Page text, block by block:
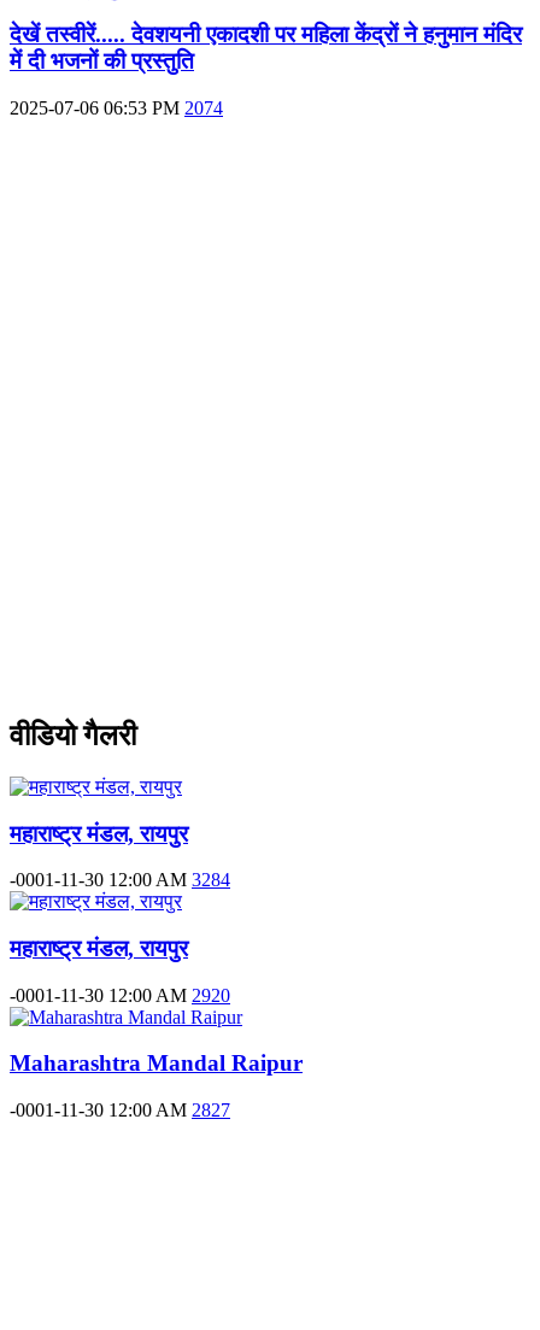
देखें तस्वीरें..... देवशयनी एकादशी पर महिला केंद्रों ने हनुमान मंदिर
में दी भजनों की प्रस्तुति
2025-07-06 06:53 PM 2074
वीडियो गैलरी
महाराष्ट्र मंडल, रायपुर
-0001-11-30 12:00 AM 3284
महाराष्ट्र मंडल, रायपुर
-0001-11-30 12:00 AM 2920
Maharashtra Mandal Raipur
-0001-11-30 12:00 AM 2827